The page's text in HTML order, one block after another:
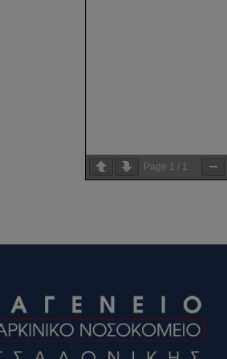
Page 1 / 1